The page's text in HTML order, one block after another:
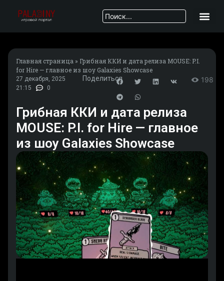
Главная страница » Грибная ККИ и дата релиза MOUSE: P.I.
for Hire — главное из шоу Galaxies Showcase
27 декабря, 2025
21:15
0
Поделиться 198
Грибная ККИ и дата релиза
MOUSE: P.I. for Hire — главное
из шоу Galaxies Showcase